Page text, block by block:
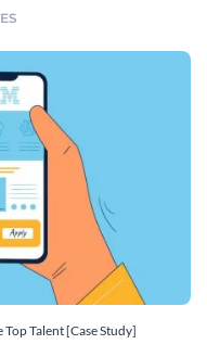
Talent [Case Study]